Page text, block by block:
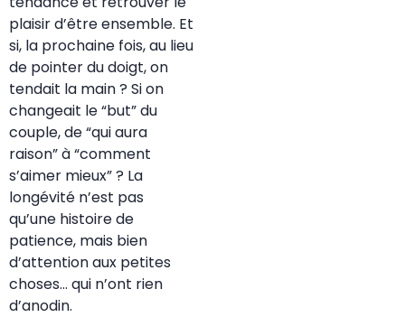
plaisir d’être ensemble. Et
si, la prochaine fois, au lieu
de pointer du doigt, on
tendait la main ? Si on
changeait le “but” du
couple, de “qui aura
raison” à “comment
s’aimer mieux” ? La
longévité n’est pas
qu’une histoire de
patience, mais bien
d’attention aux petites
choses… qui n’ont rien
d’anodin.